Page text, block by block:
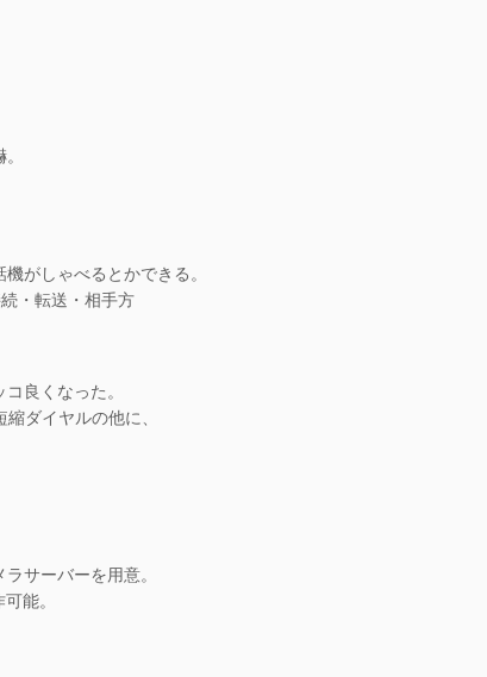
がしゃべるとかできる。
・転送・相手方
良くなった。
ダイヤルの他に、
サーバーを用意。
能。